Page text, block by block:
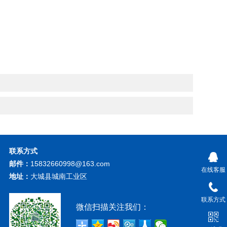
联系方式
邮件： 15832660998@163.com
地址： 大城县城南工业区
微信扫描关注我们：
在线客服
联系方式